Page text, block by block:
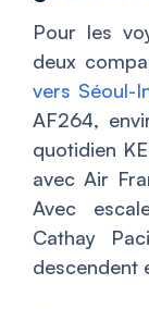
Pour les
deux
vers Séoul-
AF264,
quotidien
avec Air
Avec
Cathay
descendent